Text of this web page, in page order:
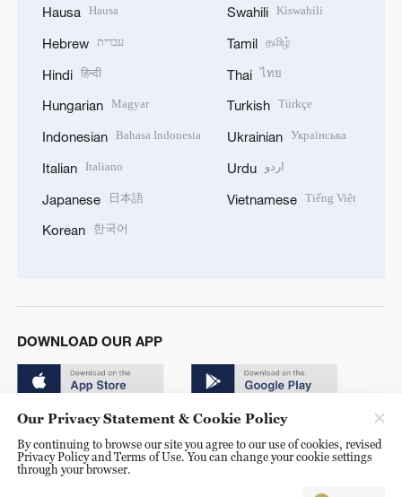
Hausa Hausa
Hebrew עברית
Hindi हिन्दी
Hungarian Magyar
Indonesian Bahasa Indonesia
Italian Italiano
Japanese 日本語
Korean 한국어
Swahili Kiswahili
Tamil தமிழ்
Thai ไทย
Turkish Türkçe
Ukrainian Українська
Urdu اردو
Vietnamese Tiếng Việt
DOWNLOAD OUR APP
© China Radio International.CRI. All Rights Reserved. 16A
Our Privacy Statement & Cookie Policy
By continuing to browse our site you agree to our use of cookies, revised
Privacy Policy and Terms of Use. You can change your cookie settings
through your browser.